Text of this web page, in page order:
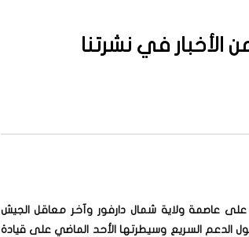
الأخبار في نشرتنا
عاصمة ولاية شمال دارفور وآخر معاقل الجيش
وبعد دخول الدعم السريع وسيطرتها الأحد الماضي على قيادة